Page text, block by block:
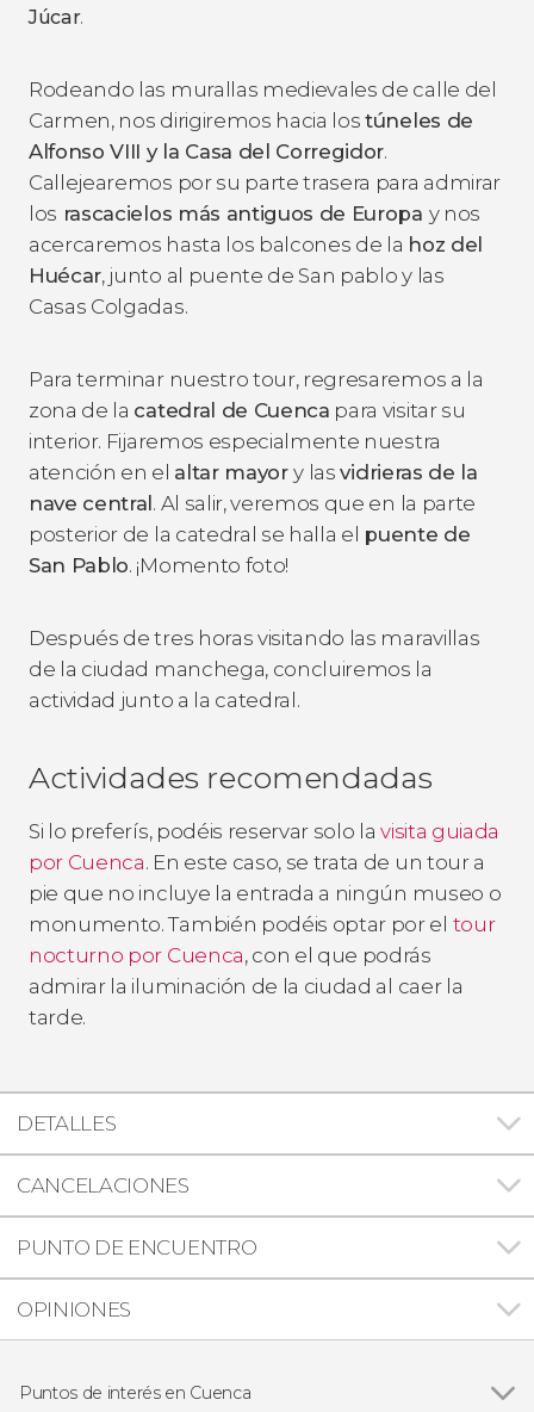
Júcar.
Rodeando las murallas medievales de calle del
Carmen, nos dirigiremos hacia lostúneles de
Alfonso VIII y la Casa del Corregidor.
Callejearemos por su parte trasera para admirar
los rascacielos más antiguos de Europa y nos
acercaremos hasta los balcones de la hoz del
Huécar, junto al puente de San pablo y las
Casas Colgadas.
Para terminar nuestro tour, regresaremos a la
zona de la catedral de Cuenca para visitar su
interior. Fijaremos especialmente nuestra
atención en el altar mayory lasvidrieras de la
nave central. Al salir, veremos que en la parte
posterior de la catedral se halla el puente de
San Pablo. ¡Momento foto!
Después de tres horas visitando las maravillas
de la ciudad manchega, concluiremos la
actividad junto a la catedral.
Actividades recomendadas
Si lo preferís, podéis reservar solo lavisita guiada
por Cuenca. En este caso, se trata de un tour a
pie que no incluye la entrada a ningún museo o
monumento. También podéis optar por el tour
nocturno por Cuenca, con el que podrás
admirar la iluminación de la ciudad al caer la
tarde.
DETALLES
CANCELACIONES
PUNTO DE ENCUENTRO
OPINIONES
Puntos de interés en Cuenca